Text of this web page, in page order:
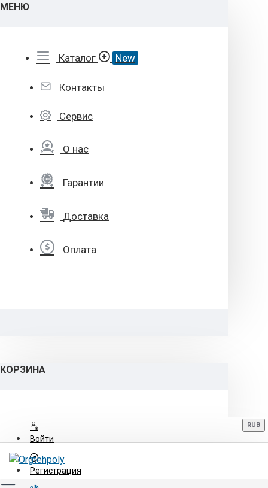
МЕНЮ
Каталог New
Контакты
Сервис
О нас
Гарантии
Доставка
Оплата
КОРЗИНА
Войти
Регистрация
RUB